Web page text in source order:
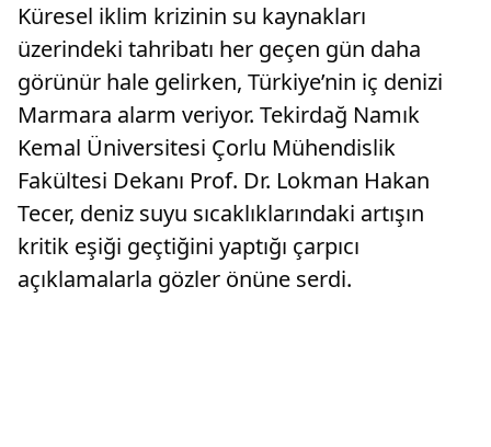
Küresel iklim krizinin su kaynakları
üzerindeki tahribatı her geçen gün daha
görünür hale gelirken, Türkiye’nin iç denizi
Marmara alarm veriyor. Tekirdağ Namık
Kemal Üniversitesi Çorlu Mühendislik
Fakültesi Dekanı Prof. Dr. Lokman Hakan
Tecer, deniz suyu sıcaklıklarındaki artışın
kritik eşiği geçtiğini yaptığı çarpıcı
açıklamalarla gözler önüne serdi.